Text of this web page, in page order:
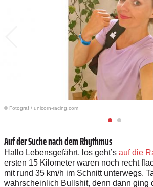
© Fotograf / unicorn-racing.com
Auf der Suche nach dem Rhythmus
Hallo Lebensgefährt, los geht’s auf die
ersten 15 Kilometer waren noch recht
mit rund 35 km/h im Schnitt unterwegs.
wahrscheinlich Bullshit, denn dann ging